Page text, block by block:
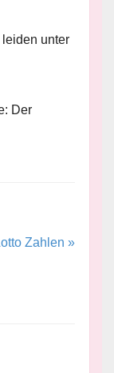
unter
Der
Zahlen »